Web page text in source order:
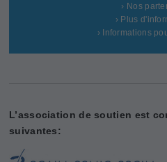
› Nos
› Plus
› Informations
L’association de soutien est
suivantes: